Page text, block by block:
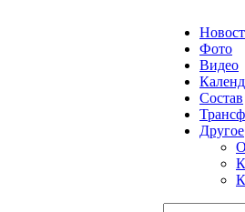
Фото
Видео
Состав
Другое